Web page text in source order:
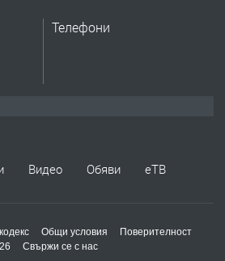
на покриви
- СКОРПИОПЛАСТ
Телефони
Видео Обяви
еТВ
Общи условия
Поверителност
Свържи се с нас